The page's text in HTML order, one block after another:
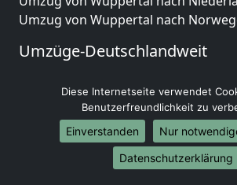
Umzug von Wuppertal nach
Umzüge-Deutschlandweit
Umzug von Wuppertal nach
Umzug von Wuppertal nach
Umzug von Wuppertal nach Köln
Umzug von Wuppertal nach
Umzug von Wuppertal nach
Diese Internetseite verwendet
Benutzerfreundlichkeit zu
Einverstanden
Nur
Datenschutzerklärung